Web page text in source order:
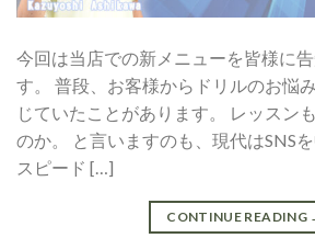
今回は当店での新メニューを皆様に
す。 普段、お客様からドリルのお悩
じていたことがあります。 レッスン
のか。 と言いますのも、現代はSNS
スピード […]
CONTINUE READING